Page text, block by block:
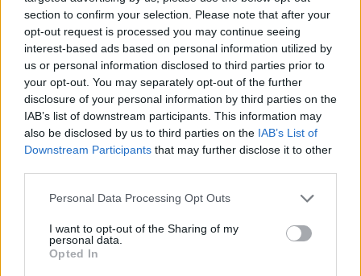
section to confirm your selection. Please note that after your
opt-out request is processed you may continue seeing
interest-based ads based on personal information utilized by
us or personal information disclosed to third parties prior to
your opt-out. You may separately opt-out of the further
disclosure of your personal information by third parties on the
IAB’s list of downstream participants. This information may
also be disclosed by us to third parties on the IAB’s List of
Downstream Participants that may further disclose it to other
Personal Data Processing Opt Outs
I want to opt-out of the Sharing of my
personal data.
Opted In
2026. augusztus 06., csütörtök
Zelenszkij: partnereink talán azért
nem adnak légvédelmi rakétákat,
hogy engedékenyebbek legyünk